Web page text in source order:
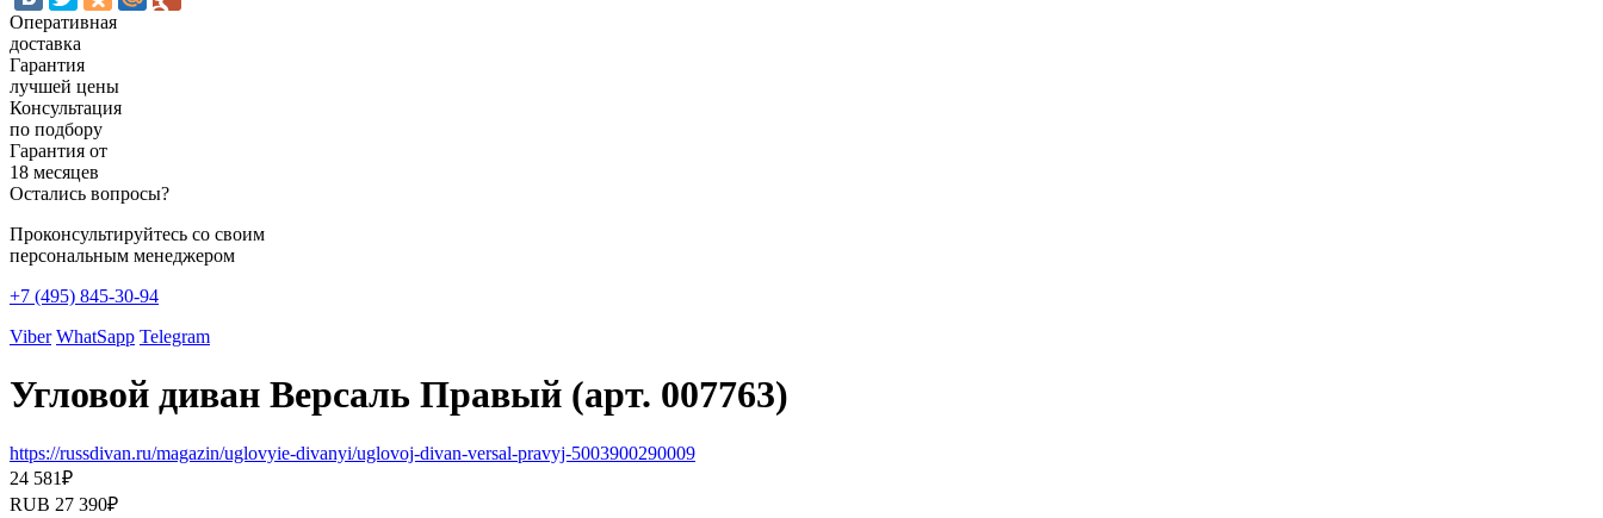
Оперативная
доставка
Гарантия
лучшей цены
Консультация
по подбору
Гарантия от
18 месяцев
Остались вопросы?
Проконсультируйтесь со своим
персональным менеджером
+7 (495) 845-30-94
Viber WhatSapp Telegram
Угловой диван Версаль Правый (арт. 007763)
https://russdivan.ru/magazin/uglovyie-divanyi/uglovoj-divan-versal-pravyj-5003900290009
24 581₽
RUB 27 390₽